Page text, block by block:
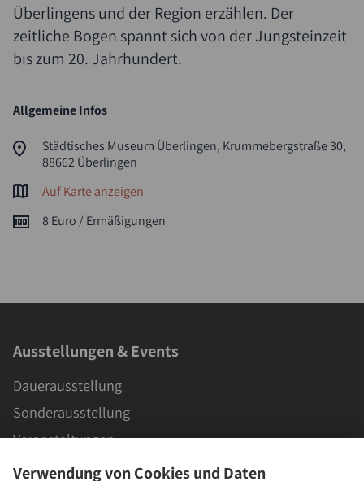
Überlingens und der Region erzählen. Der
zeitliche Bogen spannt sich von der Jungsteinzeit
bis zum 20. Jahrhundert.
Allgemeine Infos
Städtisches Museum Überlingen, Krummebergstraße 30,
88662 Überlingen
Auf Karte anzeigen
8 Euro / Ermäßigungen
Ausstellungen & Events
Dauerausstellung
Sonderausstellung
Veranstaltungen
Verwendung von Cookies und Daten